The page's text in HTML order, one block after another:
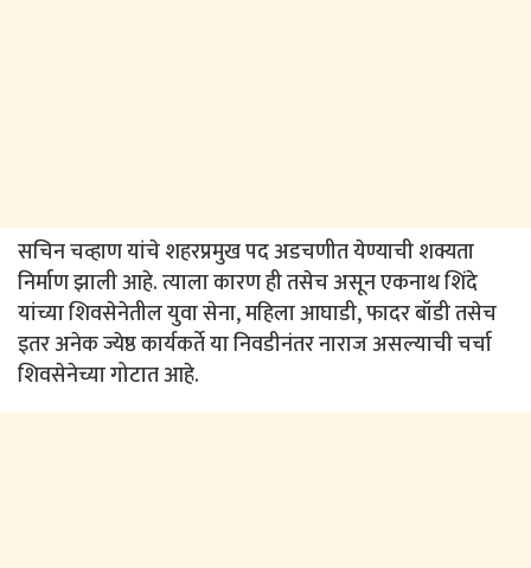
सचिन चव्हाण यांचे शहरप्रमुख पद अडचणीत येण्याची शक्यता
निर्माण झाली आहे. त्याला कारण ही तसेच असून एकनाथ शिंदे
यांच्या शिवसेनेतील युवा सेना, महिला आघाडी, फादर बॉडी तसेच
इतर अनेक ज्येष्ठ कार्यकर्ते या निवडीनंतर नाराज असल्याची चर्चा
शिवसेनेच्या गोटात आहे.